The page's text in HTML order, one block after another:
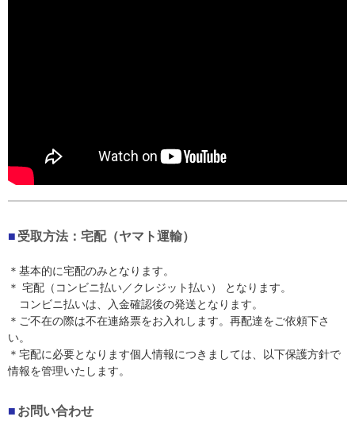
受取方法：宅配（ヤマト運輸）
＊基本的に宅配のみとなります。
＊ 宅配（コンビニ払い／クレジット払い） となります。
コンビニ払いは、入金確認後の発送となります。
＊ご不在の際は不在連絡票をお入れします。再配達をご依頼下さ
い。
＊宅配に必要となります個人情報につきましては、以下保護方針で
情報を管理いたします。
お問い合わせ